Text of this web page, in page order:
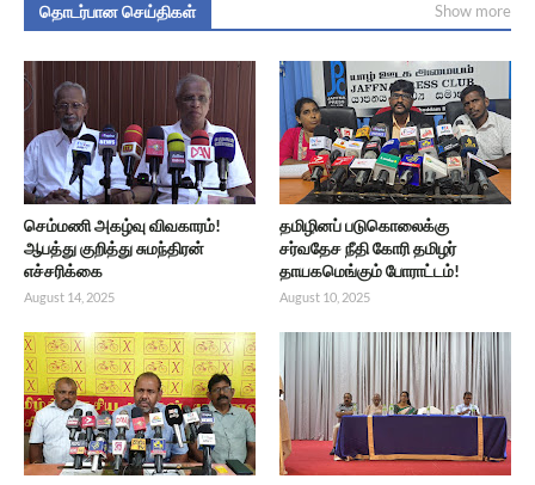
தொடர்பான செய்திகள் Show more
செம்மணி அகழ்வு விவகாரம்!
ஆபத்து குறித்து சுமந்திரன்
எச்சரிக்கை
August 14, 2025
தமிழினப் படுகொலைக்கு
சர்வதேச நீதி கோரி தமிழர்
தாயகமெங்கும் போராட்டம்!
August 10, 2025